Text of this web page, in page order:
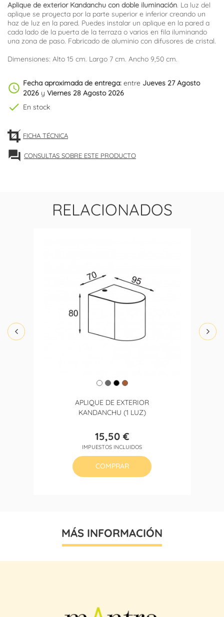
Aplique de exterior Kandanchu con doble iluminación. La luz del
aplique se proyecta por la parte superior e inferior creando un
haz de luz en la pared. Puedes instalar un aplique en la pared a
cada lado de la puerta de la terraza o varios en fila iluminando
una zona de paso. Fabricado de aluminio con difusores de cristal.
Dimensiones: Alto 15 cm. Largo 7 cm. Ancho 9,50 cm.
schedule Fecha aproximada de entrega: entre Jueves 27 Agosto
2026 y Viernes 28 Agosto 2026
check En stock
FICHA TÉCNICA
forum CONSULTAS SOBRE ESTE PRODUCTO
RELACIONADOS
APLIQUE DE EXTERIOR
KANDANCHU (1 LUZ)
Precio
15,50 €
IMPUESTOS INCLUIDOS
COMPRAR
MÁS INFORMACIÓN